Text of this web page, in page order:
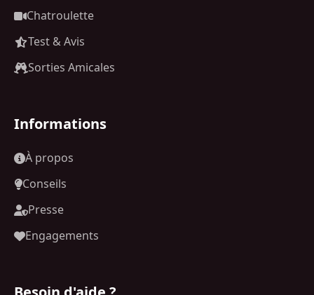
Chatroulette
Test & Avis
Sorties Amicales
Informations
À propos
Conseils
Presse
Engagements